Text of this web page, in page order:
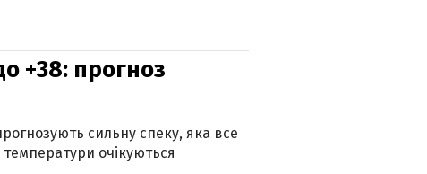
+38: прогноз
сильну спеку, яка все
очікуються